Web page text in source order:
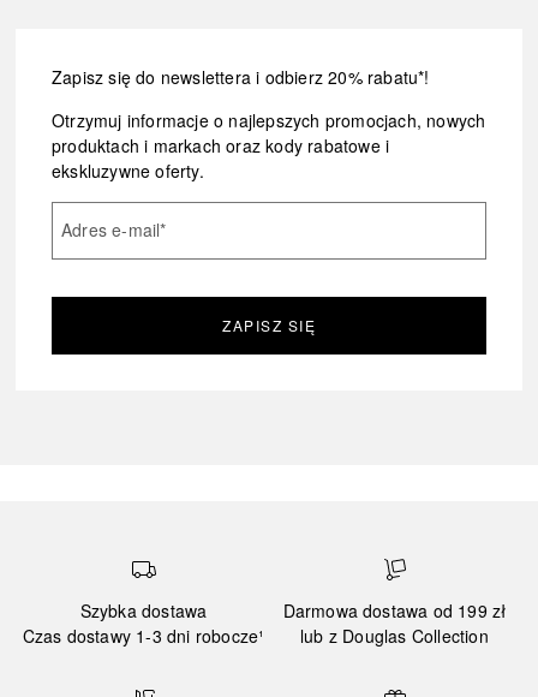
Zapisz się do newslettera i odbierz 20% rabatu*!
Otrzymuj informacje o najlepszych promocjach, nowych
produktach i markach oraz kody rabatowe i
ekskluzywne oferty.
Adres e-mail*
ZAPISZ SIĘ
Szybka dostawa
Czas dostawy 1-3 dni robocze¹
Darmowa dostawa od 199 zł
lub z Douglas Collection